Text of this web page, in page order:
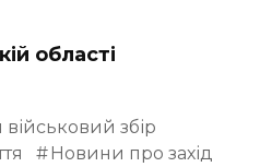
області
військовий збір
Новини про захід